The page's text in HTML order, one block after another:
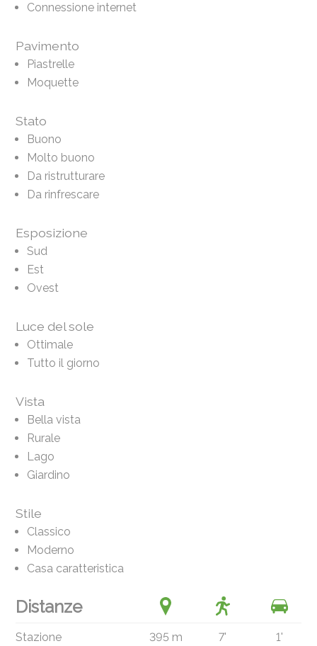
Connessione internet
Pavimento
Piastrelle
Moquette
Stato
Buono
Molto buono
Da ristrutturare
Da rinfrescare
Esposizione
Sud
Est
Ovest
Luce del sole
Ottimale
Tutto il giorno
Vista
Bella vista
Rurale
Lago
Giardino
Stile
Classico
Moderno
Casa caratteristica
Distanze
Stazione 395 m 7' 1'